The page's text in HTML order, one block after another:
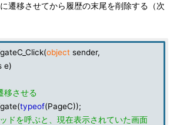
遷移させてから履歴の末尾を削除する（次
object sender,
e)
移させる
typeof(PageC));
ドを呼ぶと、現在表示されていた画面